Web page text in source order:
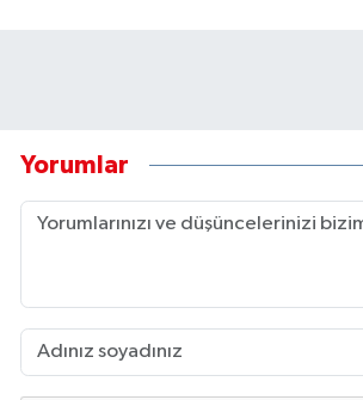
Yorumlar